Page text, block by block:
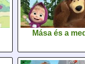
Mása és a